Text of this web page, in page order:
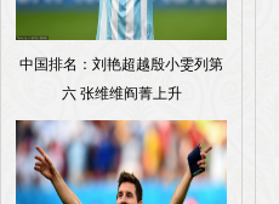
中国排名：刘艳超越殷小雯列第
六 张维维阎菁上升